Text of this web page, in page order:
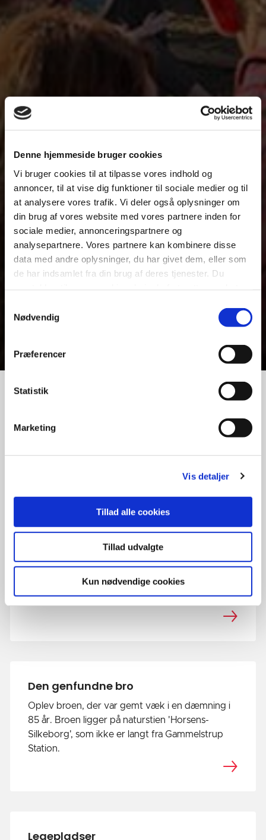
Denne hjemmeside bruger cookies
Vi bruger cookies til at tilpasse vores indhold og
annoncer, til at vise dig funktioner til sociale medier og til
at analysere vores trafik. Vi deler også oplysninger om
din brug af vores website med vores partnere inden for
sociale medier, annonceringspartnere og
analysepartnere. Vores partnere kan kombinere disse
data med andre oplysninger, du har givet dem, eller som
de har indsamlet fra din brug af deres tjenester. Du
Nødvendig
Præferencer
Statistik
Marketing
Vis detaljer
Tillad alle cookies
Tillad udvalgte
Kun nødvendige cookies
Fritid
Natur og friluftsliv
Naturture
Shelters, camping- og teltpladser
Find information til din næste overnatning i
naturen.
Den genfundne bro
Oplev broen, der var gemt væk i en dæmning i
85 år. Broen ligger på naturstien 'Horsens-
Silkeborg', som ikke er langt fra Gammelstrup
Station.
Legepladser